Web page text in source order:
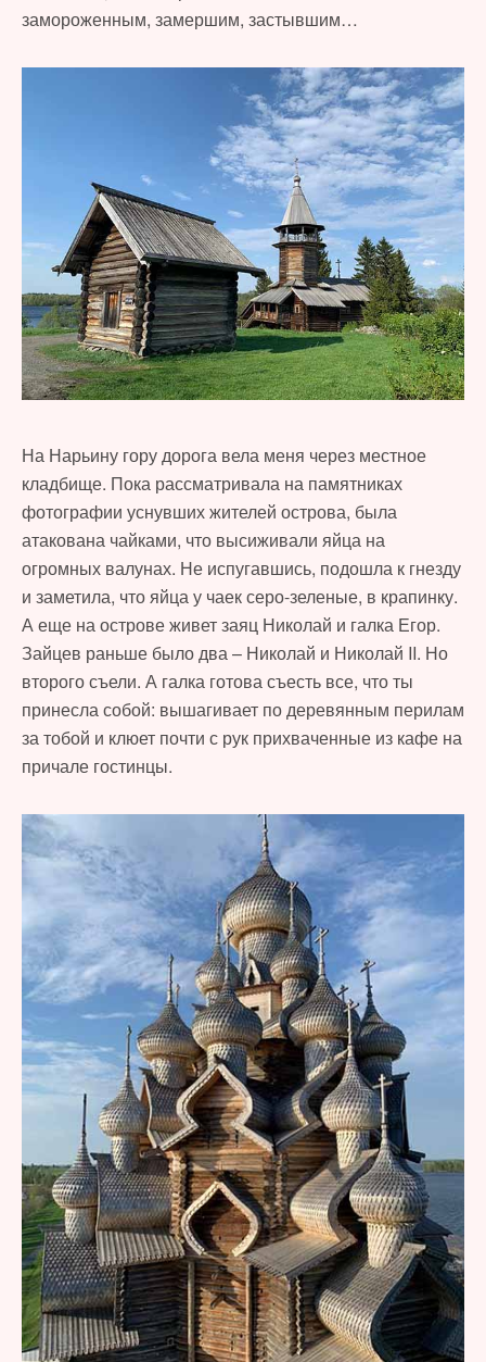
замороженным, замершим, застывшим…
На Нарьину гору дорога вела меня через местное
кладбище. Пока рассматривала на памятниках
фотографии уснувших жителей острова, была
атакована чайками, что высиживали яйца на
огромных валунах. Не испугавшись, подошла к гнезду
и заметила, что яйца у чаек серо-зеленые, в крапинку.
А еще на острове живет заяц Николай и галка Егор.
Зайцев раньше было два – Николай и Николай II. Но
второго съели. А галка готова съесть все, что ты
принесла собой: вышагивает по деревянным перилам
за тобой и клюет почти с рук прихваченные из кафе на
причале гостинцы.